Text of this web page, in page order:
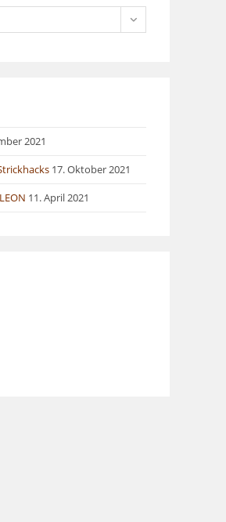
2021
17. Oktober 2021
11. April 2021